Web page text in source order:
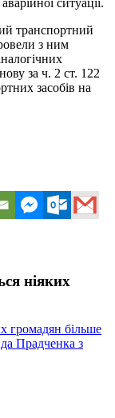
транспортний
з ним
за ч. 2 ст. 122
засобів на
ніяких
громадян більше
Прадченка з